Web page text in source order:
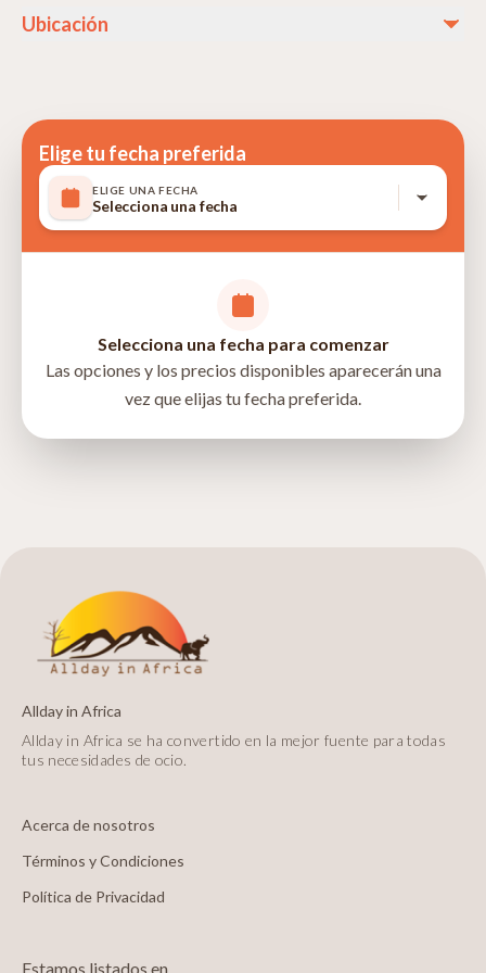
No incluido
Ubicación
Tengeru, Arusha, Tanzania
Elige tu fecha preferida
ELIGE UNA FECHA
Selecciona una fecha
Selecciona una fecha para comenzar
Las opciones y los precios disponibles aparecerán una
vez que elijas tu fecha preferida.
Allday in Africa
Allday in Africa se ha convertido en la mejor fuente para todas
tus necesidades de ocio.
Acerca de nosotros
Términos y Condiciones
Política de Privacidad
Estamos listados en